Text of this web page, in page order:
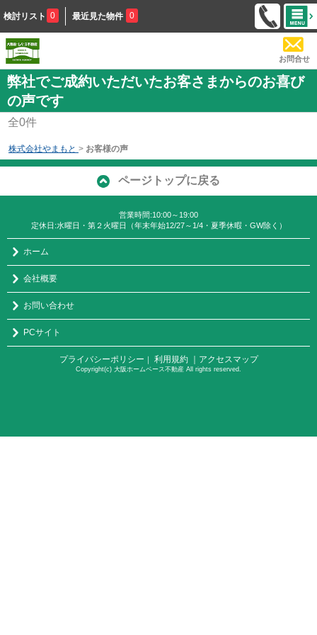
検討リスト 0 最近見た物件 0
お問合せ
弊社でご成約いただいたお客さまからのお喜び
の声です
全0件
株式会社やまもと > お客様の声
ページトップに戻る
営業時間:10:00～19:00
定休日:水曜日・第２火曜日（年末年始12/27～1/4・夏季休暇・GW除く）
ホーム
会社概要
お問い合わせ
PCサイト
プライバシーポリシー ｜ 利用規約 ｜アクセスマップ
Copyright(c) 大阪ホームベース不動産 All rights reserved.